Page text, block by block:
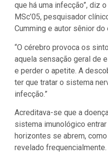
que há uma infecção”, diz o
MSc’05, pesquisador
Cumming e autor sênior do
“O cérebro provoca os
aquela sensação geral de
e perder o apetite. A
ter que tratar o sistema
infecção.”
Acreditava-se que a
sistema imunológico
horizontes se abrem,
revelado frequencialmente.